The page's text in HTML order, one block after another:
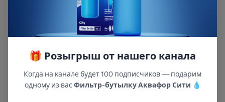
В республиках Татарстан и Марий Эл
🎁 Розыгрыш от нашего канала
Когда на канале будет 100 подписчиков — подарим
одному из вас Фильтр-бутылку Аквафор Сити 💧